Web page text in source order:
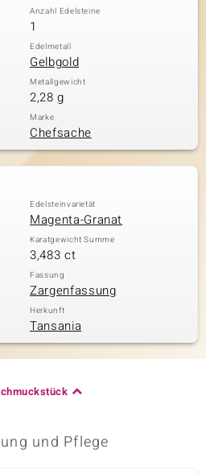
Anzahl Edelsteine
1
Edelmetall
Gelbgold
Metallgewicht
2,28 g
Marke
Chefsache
Edelsteinvarietät
Magenta-Granat
Karatgewicht Summe
3,483 ct
Fassung
Zargenfassung
Herkunft
Tansania
und Pflege